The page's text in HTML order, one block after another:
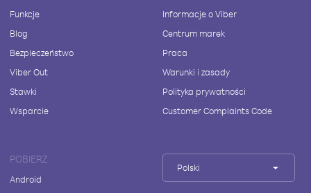
Funkcje
Blog
Bezpieczeństwo
Viber Out
Stawki
Wsparcie
Informacje o Viber
Centrum marek
Praca
Warunki i zasady
Polityka prywatności
Customer Complaints Code
POBIERZ
Android
Polski